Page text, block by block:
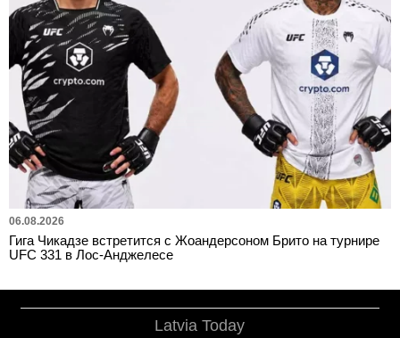
06.08.2026
Гига Чикадзе встретится с Жоандерсоном Брито на турнире
UFC 331 в Лос-Анджелесе
Latvia Today